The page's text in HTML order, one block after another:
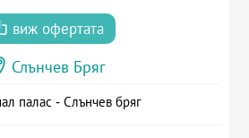
виж офертата
Слънчев Бряг
палас - Слънчев бряг